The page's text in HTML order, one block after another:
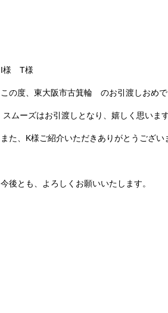
I様 T様
この度、東大阪市古箕輪 のお引渡しおめで
スムーズはお引渡しとなり、嬉しく思います
また、 K様ご紹介いただきありがとうござい
今後とも、よろしくお願いいたします。